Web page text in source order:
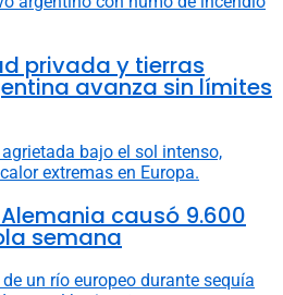
privada y tierras
avanza sin límites
causó 9.600
semana